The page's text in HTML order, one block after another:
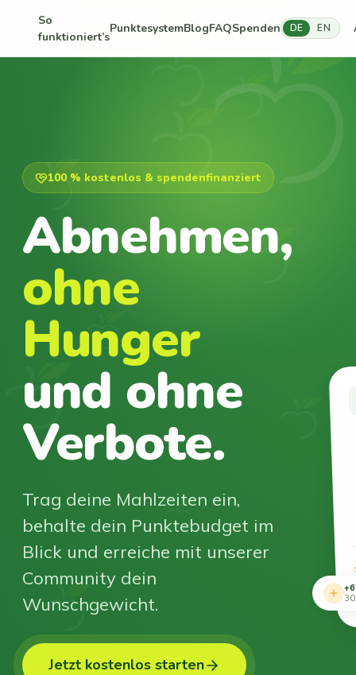
So
funktioniert’s
PunktesystemBlogFAQSpenden DE EN
100 % kostenlos & spendenfinanziert
Abnehmen,
ohne
Hunger
und ohne
Verbote.
Trag deine Mahlzeiten ein,
behalte dein Punktebudget im
Blick und erreiche mit unserer
Community dein
Wunschgewicht.
Jetzt kostenlos starten